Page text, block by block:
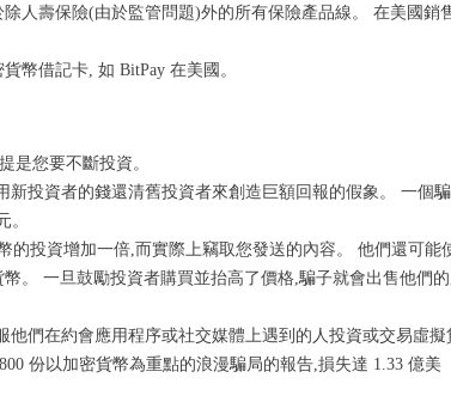
除人壽保險(由於監管問題)外的所有保險產品線。 在美國銷
幣借記卡, 如 BitPay 在美國。
是您要不斷投資。
投資者的錢還清舊投資者來創造巨額回報的假象。 一個
。
投資增加一倍,而實際上竊取您發送的內容。 他們還可能
。 一旦鼓勵投資者購買並抬高了價格,騙子就會出售他們
他們在約會應用程序或社交媒體上遇到的人投資或交易虛擬
份以加密貨幣為重點的浪漫騙局的報告,損失達 1.33 億美